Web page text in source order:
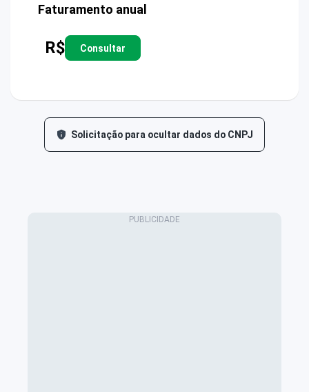
Faturamento anual
R$ Consultar
Solicitação para ocultar dados do CNPJ